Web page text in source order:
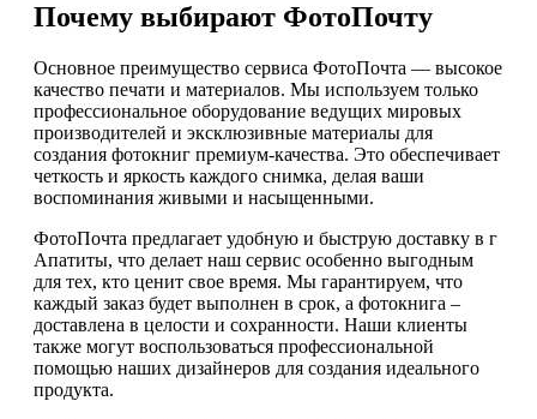
Почему выбирают ФотоПочту
Основное преимущество сервиса ФотоПочта — высокое
качество печати и материалов. Мы используем только
профессиональное оборудование ведущих мировых
производителей и эксклюзивные материалы для
создания фотокниг премиум-качества. Это обеспечивает
четкость и яркость каждого снимка, делая ваши
воспоминания живыми и насыщенными.
ФотоПочта предлагает удобную и быструю доставку в г
Апатиты, что делает наш сервис особенно выгодным
для тех, кто ценит свое время. Мы гарантируем, что
каждый заказ будет выполнен в срок, а фотокнига –
доставлена в целости и сохранности. Наши клиенты
также могут воспользоваться профессиональной
помощью наших дизайнеров для создания идеального
продукта.